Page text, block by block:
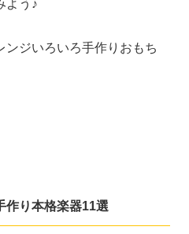
よう♪
ジいろいろ手作りおもち
作り本格楽器11選